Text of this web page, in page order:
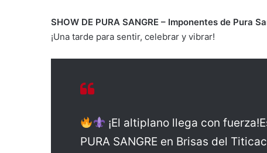
SHOW DE PURA SANGRE – Imponentes de Pura
¡Una tarde para sentir, celebrar y vibrar!
¡El altiplano llega con
PURA SANGRE en Brisas del